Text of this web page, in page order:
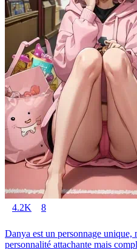
4.2K 8
Danya est un personnage unique,
personnalité attachante mais